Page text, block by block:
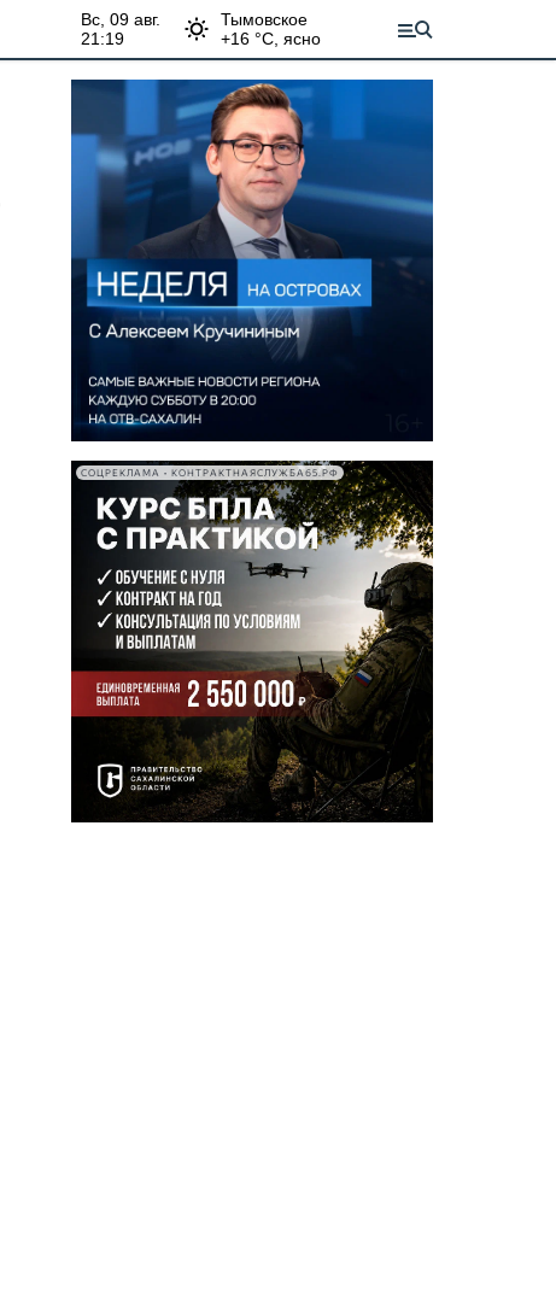
вс, 09 авг.
21:19
Тымовское
+16 °С, ясно
СОЦРЕКЛАМА • КОНТРАКТНАЯСЛУЖБА65.РФ